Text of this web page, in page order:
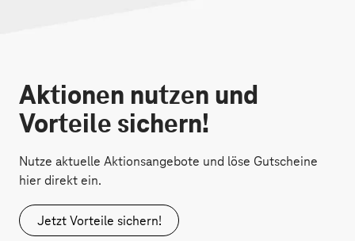
Aktionen nutzen und
Vorteile sichern!
Nutze aktuelle Aktionsangebote und löse Gutscheine
hier direkt ein.
Jetzt Vorteile sichern!